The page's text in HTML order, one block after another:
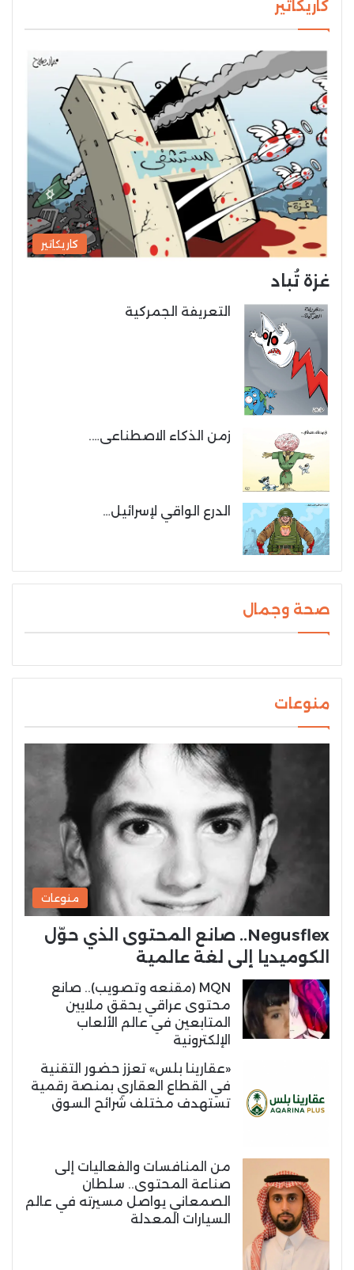
كاريكاتير
كاريكاتير
غزة تُباد
التعريفة الجمركية
زمن الذكاء الاصطناعى….
الدرع الواقي لإسرائيل…
صحة وجمال
منوعات
منوعات
Negusflex.. صانع المحتوى الذي حوّل
الكوميديا إلى لغة عالمية
MQN (مقنعه وتصويب).. صانع
محتوى عراقي يحقق ملايين
المتابعين في عالم الألعاب
الإلكترونية
«عقارينا بلس» تعزز حضور التقنية
في القطاع العقاري بمنصة رقمية
تستهدف مختلف شرائح السوق
من المنافسات والفعاليات إلى
صناعة المحتوى.. سلطان
الصمعاني يواصل مسيرته في عالم
السيارات المعدلة